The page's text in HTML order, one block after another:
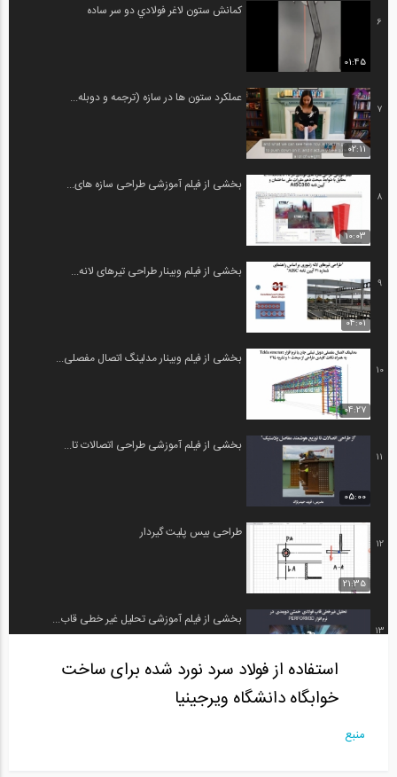
6
01:45
كمانش ستون لاغر فولادي دو سر ساده
7
02:11
عملکرد ستون ها در سازه (ترجمه و دوبله...
8
10:03
بخشی از فیلم آموزشی طراحی سازه های...
9
04:01
بخشی از فیلم وبینار طراحی تیرهای لانه...
10
04:27
بخشی از فیلم وبینار مدلینگ اتصال مفصلی...
11
05:00
بخشی از فیلم آموزشی طراحی اتصالات تا...
12
21:35
طراحی بیس پلیت گیردار
13
بخشی از فیلم آموزشی تحلیل غیر خطی قاب...
تعاونی انجمن صنفی تولیدکنندگان سازه‌های...
استفاده از فولاد سرد نورد شده برای ساخت
خوابگاه دانشگاه ویرجینیا
منبع